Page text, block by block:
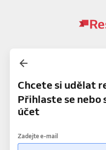
Chcete si udělat
Přihlaste se nebo
účet
Zadejte e-mail